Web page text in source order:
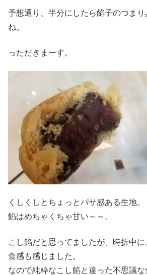
予想通り、半分にしたら餡子のつま
ね。
っただきまーす。
くしくしとちょっとパサ感ある生地。
餡はめちゃくちゃ甘い～～。
こし餡だと思ってましたが、時折中
食感も感じました。
なので純粋なこし餡と違った不思議な